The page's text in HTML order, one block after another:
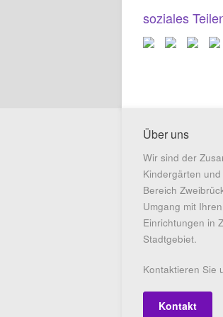
soziales
Über uns
Wir sind der
Kindergärten
Bereich
Umgang mit
Einrichtungen in
Stadtgebiet.
Kontaktieren Sie
Kontakt